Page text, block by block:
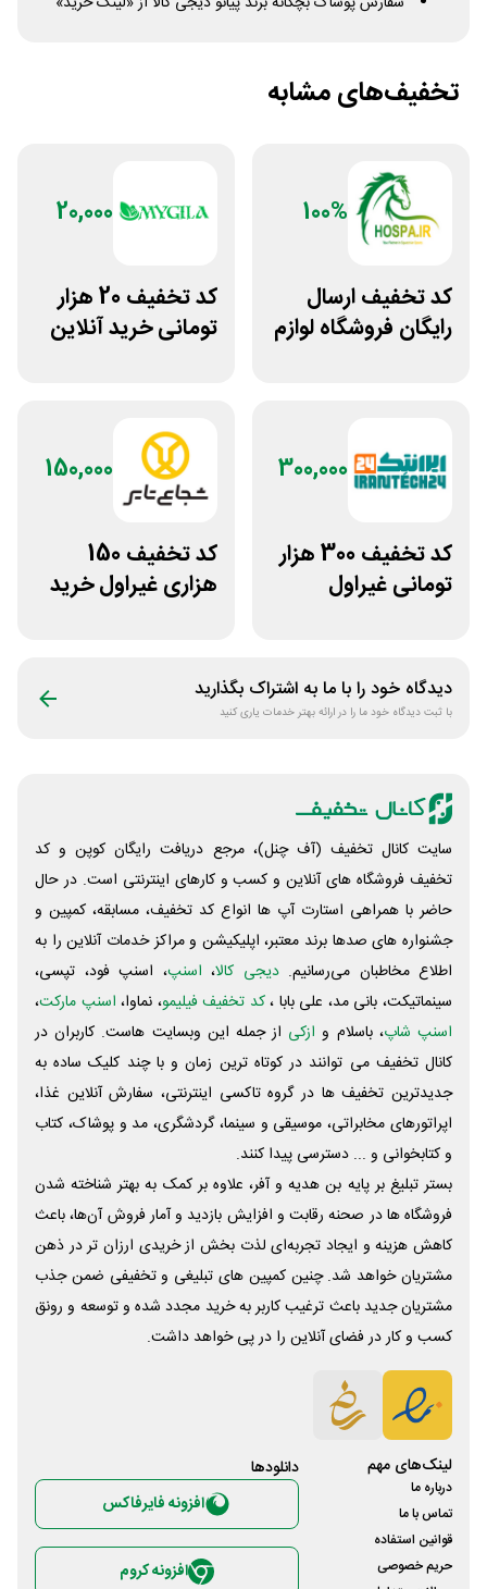
تخفیف‌های مشابه
100%
کد تخفیف ارسال
رایگان فروشگاه لوازم
20,000
کد تخفیف 20 هزار
تومانی خرید آنلاین
300,000
کد تخفیف 300 هزار
تومانی غیراول
150,000
کد تخفیف 150
هزاری غیراول خرید
دیدگاه خود را با ما به اشتراک بگذارید
با ثبت دیدگاه خود ما را در ارائه بهتر خدمات یاری کنید
سایت کانال تخفیف (آف چنل)، مرجع دریافت رایگان کوپن و کد
تخفیف فروشگاه های آنلاین و کسب و‌ کارهای اینترنتی است. در حال
حاضر با همراهی استارت آپ ها انواع کد تخفیف، مسابقه، کمپین و
جشنواره های صدها برند معتبر، اپلیکیشن و مراکز خدمات آنلاین را به
اطلاع مخاطبان می‌رسانیم. دیجی کالا، اسنپ، اسنپ فود، تپسی،
سینماتیکت، بانی مد، علی‌ بابا ،کد تخفیف فیلیمو، نماوا، اسنپ مارکت،
اسنپ شاپ، باسلام و ازکی از جمله این وبسایت ‌هاست. کاربران در
کانال تخفیف می توانند در کوتاه ترین زمان و با چند کلیک ساده به
جدیدترین تخفیف ها در گروه تاکسی اینترنتی، سفارش آنلاین غذا،
اپراتورهای مخابراتی، موسیقی و سینما، گردشگری، مد و پوشاک، کتاب
و کتابخوانی و ... دسترسی پیدا کنند.
بستر تبلیغ بر پایه بن هدیه و آفر، علاوه بر کمک به بهتر شناخته شدن
فروشگاه ها در صحنه رقابت و افزایش بازدید و آمار فروش آن‌ها، باعث
کاهش هزینه و ایجاد تجربه‌ای لذت بخش از خریدی ارزان تر در ذهن
مشتریان خواهد شد. چنین کمپین های تبلیغی و تخفیفی ضمن جذب
مشتریان جدید باعث ترغیب کاربر به خرید مجدد شده و توسعه و رونق
کسب و کار در فضای آنلاین را در پی خواهد داشت.
لینک‌های مهم
درباره ما
تماس با ما
قوانین استفاده
حریم خصوصی
دانلود‌ها
افزونه فایرفاکس
افزونه کروم